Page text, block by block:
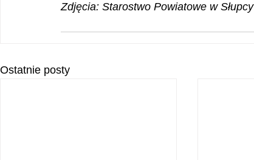
Zdjęcia: Starostwo Powiatowe w Słupcy
Ostatnie posty